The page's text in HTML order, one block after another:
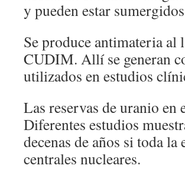
y pueden estar
Se produce antimateria al
CUDIM. Allí se generan
utilizados en estudios
Las reservas de uranio
Diferentes estudios
decenas de años si toda
centrales nucleares.